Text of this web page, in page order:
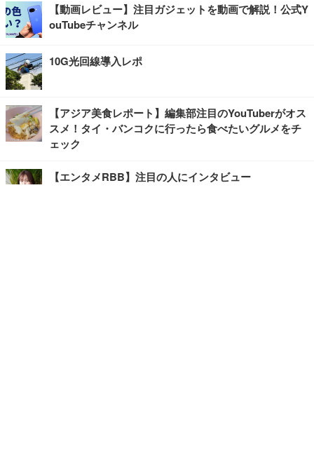
【動画レビュー】注目ガジェットを動画で解説！公式Y
ouTubeチャンネル
10G光回線導入レポ
【アジア美食レポート】編集部注目のYouTuberがオス
スメ！タイ・バンコクに行ったら食べたいグルメをチ
ェック
【エンタメRBB】注目の人にインタビュー